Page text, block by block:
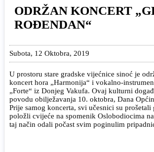
ODRŽAN KONCERT
ROĐENDAN“
Subota, 12 Oktobra, 2019
U prostoru stare gradske vijećnice sinoć je
koncert hora „Harmonija“ i vokalno-
„Forte“ iz Donjeg Vakufa. Ovaj kulturni
povodu obilježavanja 10. oktobra, Dana
Prije samog koncerta, svi učesnici su prošetali
položli cvijeće na spomenik Oslobodiocima
taj način odali počast svim poginulim